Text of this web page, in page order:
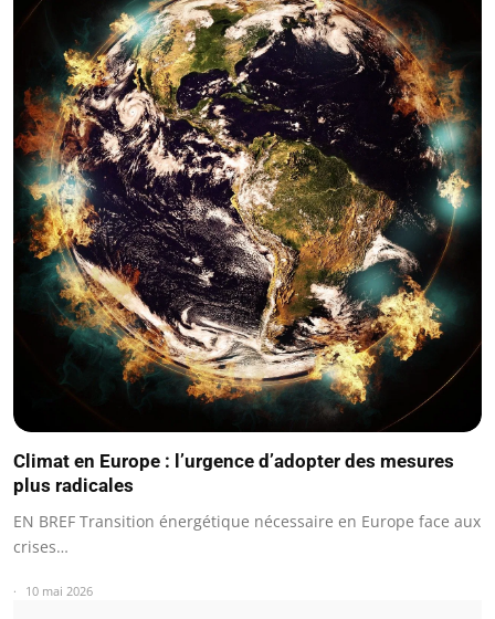
Climat en Europe : l’urgence d’adopter des mesures
plus radicales
EN BREF Transition énergétique nécessaire en Europe face aux
crises…
10 mai 2026